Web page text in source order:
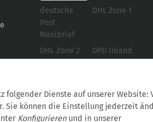
folgender Dienste auf unserer Website:
Sie können die Einstellung jederzeit
Konfigurierenund in unserer
deutsche
Post
Maxibrief
DHL Zone 1
DHL Zone 2
DPD Inland